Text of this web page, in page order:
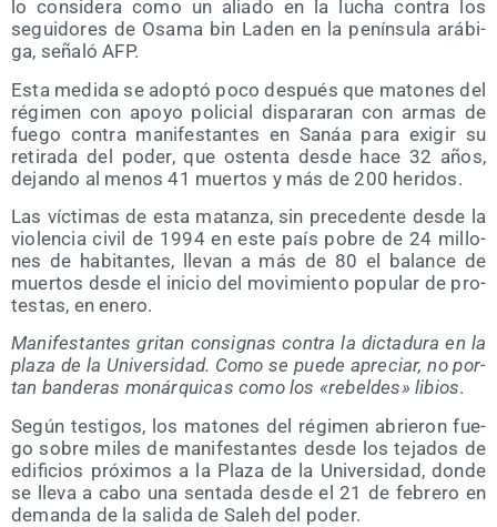
lo con­si­de­ra como un alia­do en la lucha con­tra los
segui­do­res de Osa­ma bin Laden en la penín­su­la ará­bi­
ga, seña­ló AFP.
Esta medi­da se adop­tó poco des­pués que mato­nes del
régi­men con apo­yo poli­cial dis­pa­ra­ran con armas de
fue­go con­tra mani­fes­tan­tes en Sanáa para exi­gir su
reti­ra­da del poder, que osten­ta des­de hace 32 años,
dejan­do al menos 41 muer­tos y más de 200 heridos.
Las víc­ti­mas de esta matan­za, sin pre­ce­den­te des­de la
vio­len­cia civil de 1994 en este país pobre de 24 millo­
nes de habi­tan­tes, lle­van a más de 80 el balan­ce de
muer­tos des­de el ini­cio del movi­mien­to popu­lar de pro­
tes­tas, en enero.
Mani­fes­tan­tes gri­tan con­sig­nas con­tra la dic­ta­du­ra en la
pla­za de la Uni­ver­si­dad. Como se pue­de apre­ciar, no por­
tan ban­de­ras monár­qui­cas como los «rebel­des» libios.
Según tes­ti­gos, los mato­nes del régi­men abrie­ron fue­
go sobre miles de mani­fes­tan­tes des­de los teja­dos de
edi­fi­cios pró­xi­mos a la Pla­za de la Uni­ver­si­dad, don­de
se lle­va a cabo una sen­ta­da des­de el 21 de febre­ro en
deman­da de la sali­da de Saleh del poder.